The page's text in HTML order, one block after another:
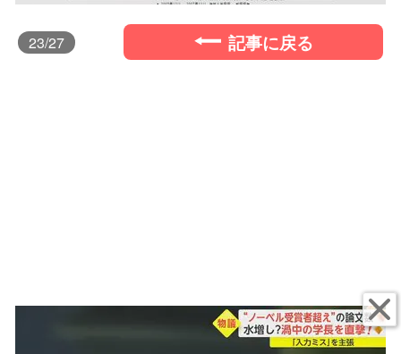
23/27 記事に戻る